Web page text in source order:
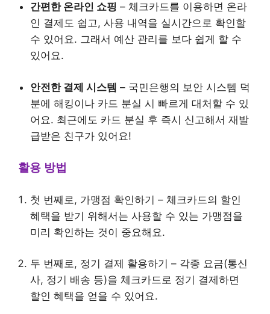
간편한 온라인 쇼핑 – 체크카드를 이용하면 온라
인 결제도 쉽고, 사용 내역을 실시간으로 확인할
수 있어요. 그래서 예산 관리를 보다 쉽게 할 수
있어요.
안전한 결제 시스템 – 국민은행의 보안 시스템 덕
분에 해킹이나 카드 분실 시 빠르게 대처할 수 있
어요. 최근에도 카드 분실 후 즉시 신고해서 재발
급받은 친구가 있어요!
활용 방법
첫 번째로, 가맹점 확인하기 – 체크카드의 할인
혜택을 받기 위해서는 사용할 수 있는 가맹점을
미리 확인하는 것이 중요해요.
두 번째로, 정기 결제 활용하기 – 각종 요금(통신
사, 정기 배송 등)을 체크카드로 정기 결제하면
할인 혜택을 얻을 수 있어요.